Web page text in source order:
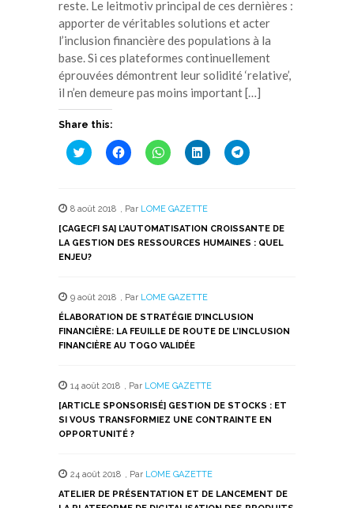
reste. Le leitmotiv principal de ces dernières :
apporter de véritables solutions et acter
l’inclusion financière des populations à la
base. Si ces plateformes continuellement
éprouvées démontrent leur solidité ‘relative’,
il n’en demeure pas moins important […]
Share this:
Cliquez
pour
une
nouvelle
fenêtre)
Cliquez
pour
une
nouvelle
fenêtre)
Cliquez
pour
une
nouvelle
fenêtre)
Cliquez
pour
une
nouvelle
fenêtre)
Cliquez
pour
nouvelle
fenêtre)
8 août 2018 , Par LOME GAZETTE
[CAGECFI SA] L’AUTOMATISATION CROISSANTE DE
LA GESTION DES RESSOURCES HUMAINES : QUEL
ENJEU?
9 août 2018 , Par LOME GAZETTE
ÉLABORATION DE STRATÉGIE D’INCLUSION
FINANCIÈRE: LA FEUILLE DE ROUTE DE L’INCLUSION
FINANCIÈRE AU TOGO VALIDÉE
14 août 2018 , Par LOME GAZETTE
[ARTICLE SPONSORISÉ] GESTION DE STOCKS : ET
SI VOUS TRANSFORMIEZ UNE CONTRAINTE EN
OPPORTUNITÉ ?
24 août 2018 , Par LOME GAZETTE
ATELIER DE PRÉSENTATION ET DE LANCEMENT DE